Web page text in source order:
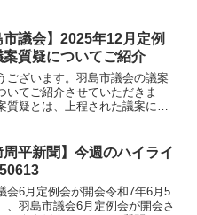
には多彩なイベントが行われ
市議会】2025年12月定例
質疑についてご紹介
ございます。羽島市議会の議案
いてご紹介させていただきま
質疑とは、上程された議案につ
ては原則質問できないルールと
ります。質問の詳細や...
周平新聞】今週のハイライ
会6月定例会が開会令和7年6月5
、羽島市議会6月定例会が開会さ